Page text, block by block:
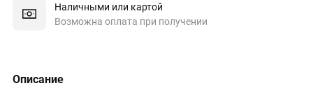
Наличными или картой
Возможна оплата при получении
Описание